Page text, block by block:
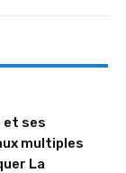
et ses
multiples
La